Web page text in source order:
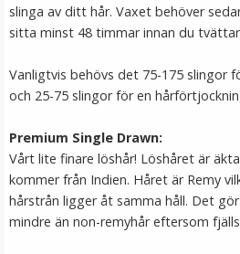
Mizzy Tangler
slinga av ditt hår. Vaxet behöver
sitta minst 48 timmar innan du
Vanligtvis behövs det 75-175 slingor
och 25-75 slingor för en
Premium Single Drawn:
Vårt lite finare löshår! Löshåret är
kommer från Indien. Håret är Remy
hårstrån ligger åt samma håll. Det
mindre än non-remyhår eftersom